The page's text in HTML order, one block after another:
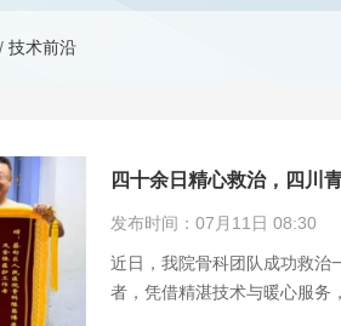
/ 技术前沿
四十余日精心救治，四川
发布时间：07月11日 08:30
近日，我院骨科团队成功救治
者，凭借精湛技术与暖心服务